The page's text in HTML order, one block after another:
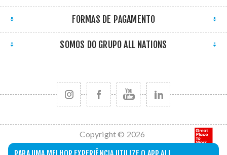
FORMAS DE PAGAMENTO
SOMOS DO GRUPO ALL NATIONS
Copyright © 2026
All Nations. Todos